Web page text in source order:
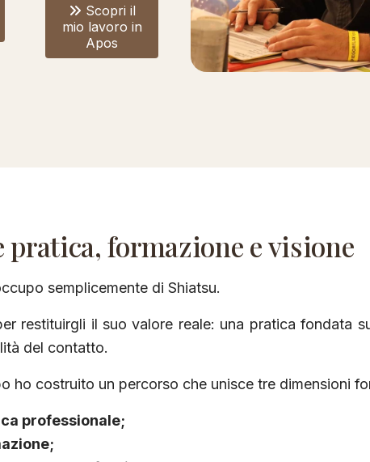
Scopri il
mio lavoro in
Apos
pratica, formazione e visione
semplicemente di Shiatsu.
restituirgli il suo valore reale: una pratica fondata
del contatto.
ho costruito un percorso che unisce tre dimensioni
professionale;